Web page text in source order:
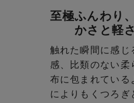
至極ふんわり
かさと軽
触れた瞬間に感じ
感、比類のない柔
布に包まれている
によりも くつろぎ